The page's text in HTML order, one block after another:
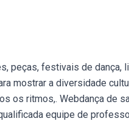
peças, festivais de dança,
mostrar a diversidade
os ritmos,. Webdança de
equipe de